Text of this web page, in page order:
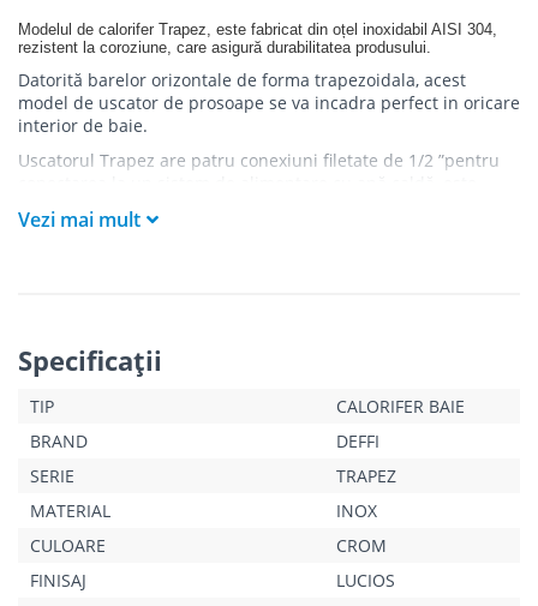
Modelul de calorifer Trapez, este fabricat din oțel inoxidabil AISI 304,
rezistent la coroziune, care asigură durabilitatea produsului.
Datorită barelor orizontale de forma trapezoidala, acest
model de uscator de prosoape se va incadra perfect in oricare
interior de baie.
Uscatorul Trapez are patru conexiuni filetate de 1/2 ”pentru
echipat cu patru suporturi de fixare, dopuri de 1/2” și
dezaerator manual.
Vezi mai mult
Specificaţii
TIP
CALORIFER BAIE
BRAND
DEFFI
SERIE
TRAPEZ
MATERIAL
INOX
CULOARE
CROM
FINISAJ
LUCIOS